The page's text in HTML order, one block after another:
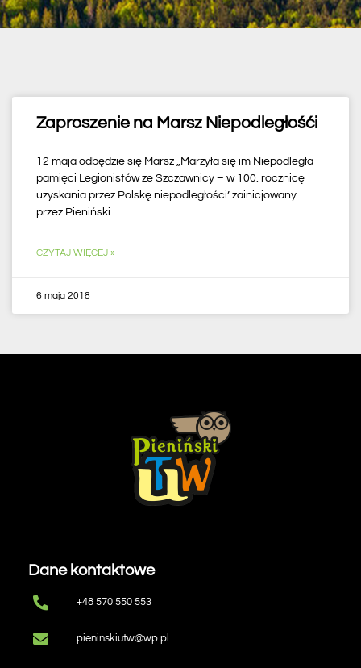
Zaproszenie na Marsz Niepodległośći
12 maja odbędzie się Marsz „Marzyła się im Niepodległa –
pamięci Legionistów ze Szczawnicy – w 100. rocznicę
uzyskania przez Polskę niepodległości’ zainicjowany
przez Pieniński
CZYTAJ WIĘCEJ »
6 maja 2018
Dane kontaktowe
+48 570 550 553
pieninskiutw@wp.pl